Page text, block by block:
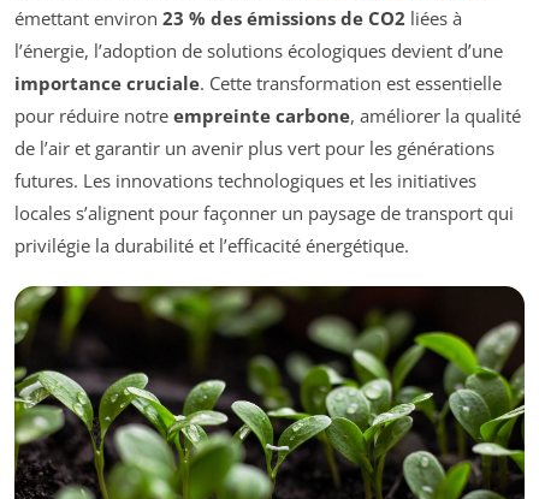
émettant environ 23 % des émissions de CO2 liées à
l’énergie, l’adoption de solutions écologiques devient d’une
importance cruciale. Cette transformation est essentielle
pour réduire notre empreinte carbone, améliorer la qualité
de l’air et garantir un avenir plus vert pour les générations
futures. Les innovations technologiques et les initiatives
locales s’alignent pour façonner un paysage de transport qui
privilégie la durabilité et l’efficacité énergétique.